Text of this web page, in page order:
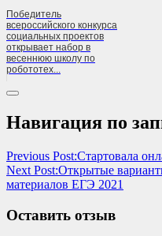
Победитель
всероссийского конкурса
социальных проектов
открывает набор в
весеннюю школу по
робототех...
Навигация по
Previous Post:Стартовала
Next Post:Открытые
материалов ЕГЭ 2021
Оставить отзыв